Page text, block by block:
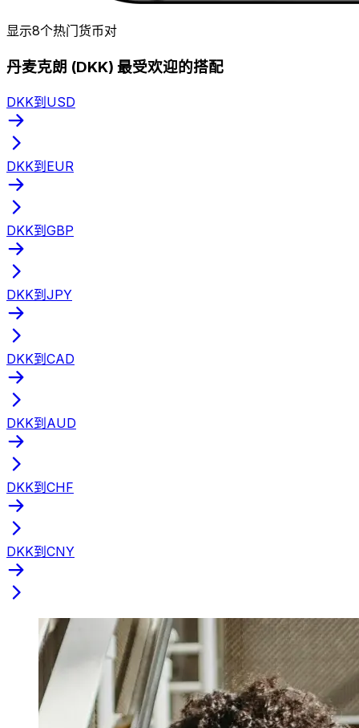
显示8个热门货币对
丹麦克朗 (DKK) 最受欢迎的搭配
DKK到USD
DKK到EUR
DKK到GBP
DKK到JPY
DKK到CAD
DKK到AUD
DKK到CHF
DKK到CNY